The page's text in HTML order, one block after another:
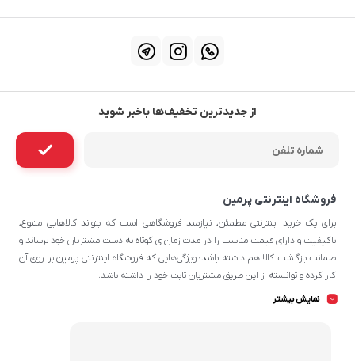
از جدیدترین تخفیف‌ها باخبر شوید
فروشگاه اینترنتی پرمین
برای یک خرید اینترنتی مطمئن، نیازمند فروشگاهی است که بتواند کالاهایی متنوع،
باکیفیت و دارای قیمت مناسب را در مدت زمان ی کوتاه به دست مشتریان خود برساند و
ضمانت بازگشت کالا هم داشته باشد؛ ویژگی‌هایی که فروشگاه اینترنتی پرمین بر روی آن‌
کار کرده و توانسته از این طریق مشتریان ثابت خود را داشته باشد.
چه محصولاتی در پرمین قابل سفارش
نمایش بیشتر